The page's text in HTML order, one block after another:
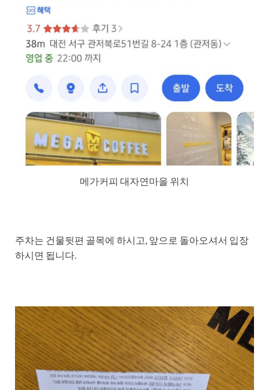
메가커피 대자연마을 위치
주차는 건물뒷편 골목에 하시고, 앞으로 돌아오셔서 입장
하시면 됩니다.